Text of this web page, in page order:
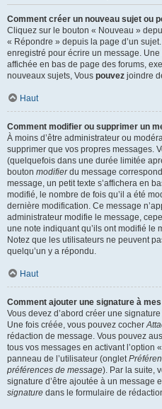
Comment créer un nouveau sujet ou
Cliquez sur le bouton « Nouveau »
« Répondre » depuis la page d’un
enregistré pour écrire un message.
affichée en bas de page des forums,
nouveaux sujets, Vous pouvez joindre
Haut
Comment modifier ou supprimer un
À moins d’être administrateur ou
supprimer que vos propres messages.
(quelquefois dans une durée limitée
bouton modifierdu message
message, un petit texte s’affichera en
modifié, le nombre de fois qu’il a été
dernière modification. Ce message
administrateur modifie le message,
une note indiquant qu’ils ont modifié le
Notez que les utilisateurs ne peuvent
quelqu’un y a répondu.
Haut
Comment ajouter une signature à
Vous devez d’abord créer une
Une fois créée, vous pouvez cocher
rédaction de message. Vous pouvez
tous vos messages en activant l’option
panneau de l’utilisateur (onglet
préférences de message). Par la suite,
signature d’être ajoutée à un message
signature dans le formulaire de